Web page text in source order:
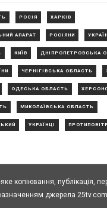
РОСІЯ ХАРКІВ
АПАРАТ РОСІЯНИ
КИЇВ ДНІПРОПЕТРОВСЬКА
ЧЕРНІГІВСЬКА ОБЛАСТЬ
ОДЕСЬКА ОБЛАСТЬ
МИКОЛАЇВСЬКА ОБЛАСТЬ
УКРАЇНЦІ
копiювання, публiкацiя,
джерела